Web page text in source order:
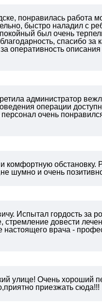
понравилась работа
быстро наладил с
был очень
спасибо за
оперативность
администратор
операции
очень
комфортную
шумно и очень
Испытал гордость за
довести
настоящего врача -
улице! Очень хороший
приезжать сюда!!!